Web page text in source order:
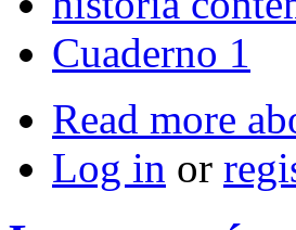
Cuaderno 1
Read more
Log in or